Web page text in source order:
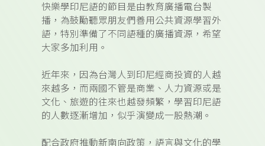
快樂學印尼語的節目是由教育廣播電台製
播，為鼓勵聽眾朋友們善用公共資源學習外
語，特別準備了不同語種的廣播資源，希望
大家多加利用。
近年來，因為台灣人到印尼經商投資的人越
來越多，而兩國不管是商業、人力資源或是
文化、旅遊的往來也越發頻繁，學習印尼語
的人數逐漸增加，似乎演變成一股熱潮。
配合政府推動新南向政策，語言與文化的學